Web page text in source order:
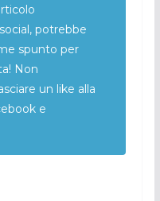
potrebbe
spunto per
Non
un like alla
e